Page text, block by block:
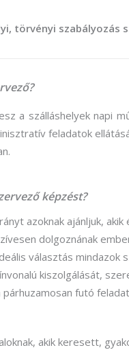
törvényi szabályozás
?
a szálláshelyek napi
feladatok
képzést?
azoknak ajánljuk,
dolgoznának
választás mindazok
kiszolgálását,
futó
akik keresett,